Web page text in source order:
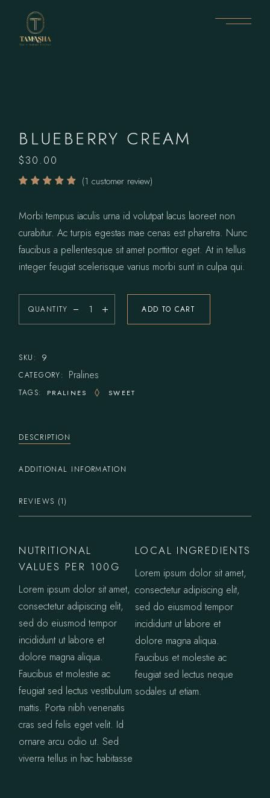
BLUEBERRY CREAM
$30.00
(1 customer review)
Morbi tempus iaculis urna id volutpat lacus laoreet non
curabitur. Ac turpis egestas mae cenas est pharetra. Nunc
faucibus a pellentesque sit amet porttitor eget. At in tellus
integer feugiat scelerisque varius morbi sunt in culpa qui.
QUANTITY ADD TO CART
SKU: 9
CATEGORY: Pralines
TAGS: PRALINES SWEET
DESCRIPTION
ADDITIONAL INFORMATION
REVIEWS (1)
NUTRITIONAL
VALUES PER 100G
Lorem ipsum dolor sit amet,
consectetur adipiscing elit,
sed do eiusmod tempor
incididunt ut labore et
dolore magna aliqua.
Faucibus et molestie ac
feugiat sed lectus vestibulum
mattis. Porta nibh venenatis
cras sed felis eget velit. Id
ornare arcu odio ut. Sed
viverra tellus in hac habitasse
LOCAL INGREDIENTS
Lorem ipsum dolor sit amet,
consectetur adipiscing elit,
sed do eiusmod tempor
incididunt ut labore et
dolore magna aliqua.
Faucibus et molestie ac
feugiat sed lectus neque
sodales ut etiam.